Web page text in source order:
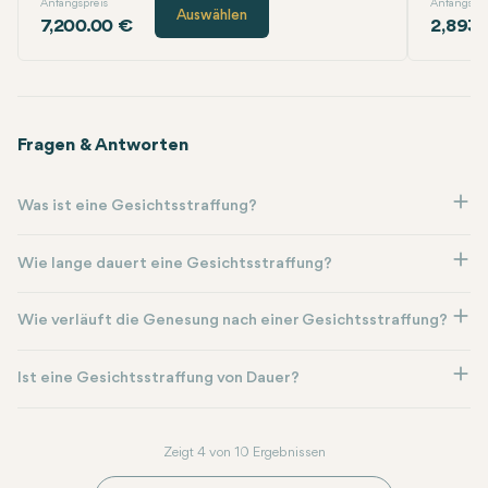
Anfangspreis
7,200.00 €
Auswählen
Fragen & Antworten
Was ist eine Gesichtsstraffung?
Wie lange dauert eine Gesichtsstraffung?
Wie verläuft die Genesung nach einer Gesichtsstraffung?
Ist eine Gesichtsstraffung von Dauer?
Zeigt 4 von 10 Ergebnissen